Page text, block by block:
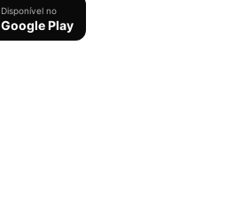
Disponível no
Google Play